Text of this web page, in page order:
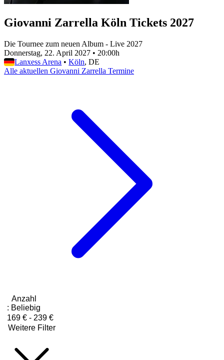
Giovanni Zarrella Köln Tickets 2027
Die Tournee zum neuen Album - Live 2027
Donnerstag, 22. April 2027 • 20:00h
Lanxess Arena • Köln, DE
Alle aktuellen Giovanni Zarrella Termine
Anzahl
: Beliebig
169 € - 239 €
Weitere Filter